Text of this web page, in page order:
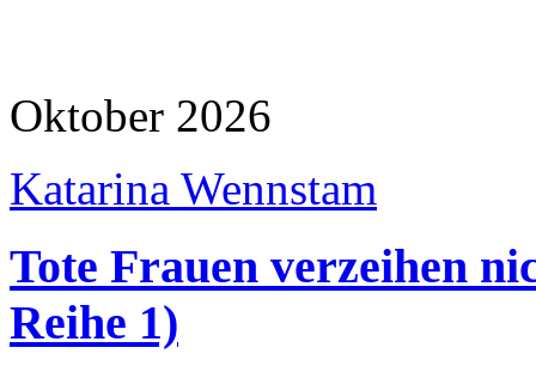
Oktober 2026
Katarina Wennstam
Tote Frauen verzeihen
Reihe 1)